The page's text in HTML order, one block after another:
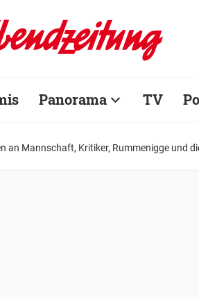
Panorama TV
an Mannschaft, Kritiker, Rummenigge und